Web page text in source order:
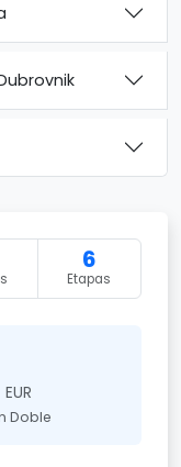
6
Etapas
EUR
Doble